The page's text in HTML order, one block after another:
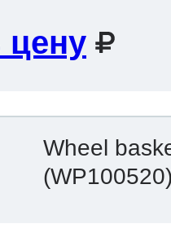
цену
Wheel